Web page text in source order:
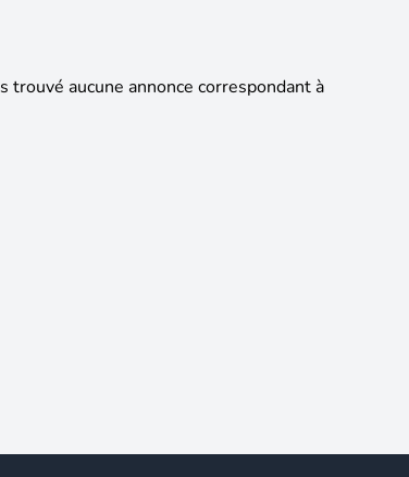
trouvé aucune annonce correspondant à